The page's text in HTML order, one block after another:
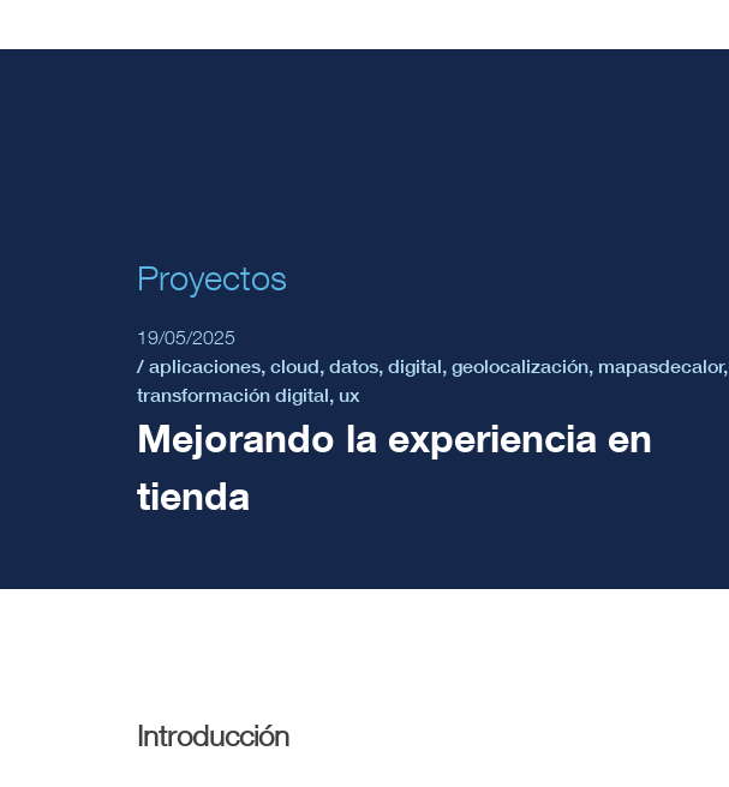
Proyectos
19/05/2025
/ aplicaciones, cloud, datos, digital, geolocalización, mapasdecalor,
transformación digital, ux
Mejorando la experiencia en
tienda
Introducción